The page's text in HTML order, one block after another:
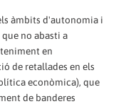
àmbits d'autonomia i
no abasti a
en
de retallades en els
econòmica), que
de banderes